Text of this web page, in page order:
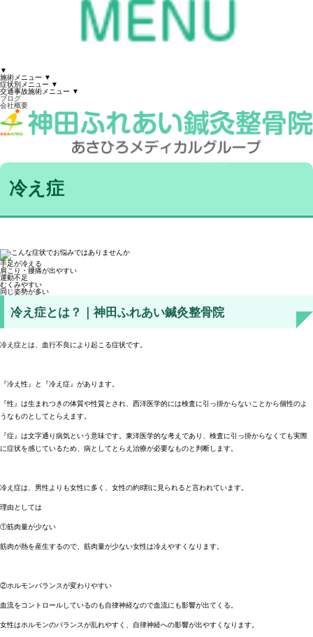
▼
施術メニュー ▼
症状別メニュー ▼
交通事故施術メニュー ▼
ブログ
会社概要
冷え症
手足が冷える
肩こり・腰痛が出やすい
運動不足
むくみやすい
同じ姿勢が多い
冷え症とは？｜神田ふれあい鍼灸整骨院
冷え症とは、血行不良により起こる症状です。
『冷え性』と『冷え症』があります。
『性』は生まれつきの体質や性質とされ、西洋医学的には検査に引っ掛からないことから個性のよ
うなものとしてとらえます。
『症』は文字通り病気という意味です。東洋医学的な考えであり、検査に引っ掛からなくても実際
に症状を感じているため、病としてとらえ治療が必要なものと判断します。
冷え症は、男性よりも女性に多く、女性の約8割に見られると言われています。
理由としては
①筋肉量が少ない
筋肉が熱を産生するので、筋肉量が少ない女性は冷えやすくなります。
②ホルモンバランスが変わりやすい
血流をコントロールしているのも自律神経なので血流にも影響が出てくる。
女性はホルモンのバランスが乱れやすく、自律神経への影響が出やすくなります。